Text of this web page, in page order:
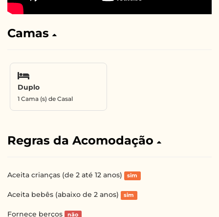
Camas
Duplo
1 Cama (s) de Casal
Regras da Acomodação
Aceita crianças (de 2 até 12 anos) sim
Aceita bebês (abaixo de 2 anos) sim
Fornece berços não